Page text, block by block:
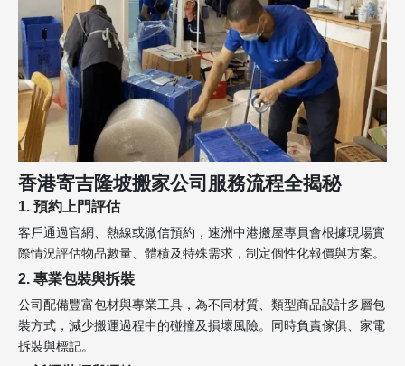
香港寄吉隆坡搬家公司服務流程全揭秘
1. 預約上門評估
客戶通過官網、熱線或微信預約，速洲中港搬屋專員會根據現場實
際情況評估物品數量、體積及特殊需求，制定個性化報價與方案。
2. 專業包裝與拆裝
公司配備豐富包材與專業工具，為不同材質、類型商品設計多層包
裝方式，減少搬運過程中的碰撞及損壞風險。同時負責傢俱、家電
拆裝與標記。